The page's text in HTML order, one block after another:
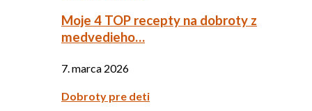
Moje 4 TOP recepty na dobroty z
medvedieho…
7. marca 2026
Dobroty pre deti